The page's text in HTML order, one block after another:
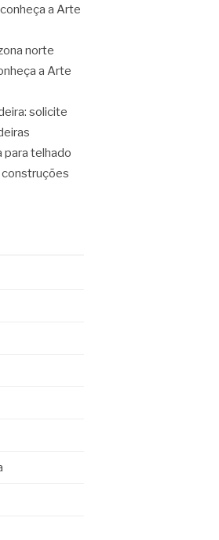
a Arte
norte
a Arte
solicite
para telhado